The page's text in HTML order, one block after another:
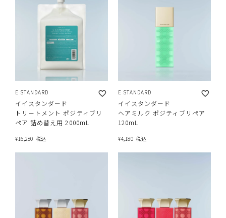
E STANDARD
イイスタンダード
トリートメント ポジティブリ
ペア 詰め替え用 2000mL
¥16,280 税込
E STANDARD
イイスタンダード
ヘアミルク ポジティブリペア
120mL
¥4,180 税込